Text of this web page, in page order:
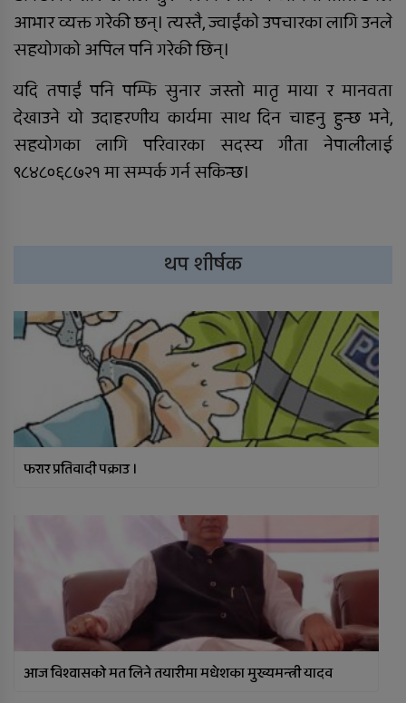
आभार व्यक्त गरेकी छन्। त्यस्तै, ज्वाईंको उपचारका लागि उनले
सहयोगको अपिल पनि गरेकी छिन्।
यदि तपाईं पनि पम्फि सुनार जस्तो मातृ माया र मानवता
देखाउने यो उदाहरणीय कार्यमा साथ दिन चाहनु हुन्छ भने,
सहयोगका लागि परिवारका सदस्य गीता नेपालीलाई
९८४८०६८७२१ मा सम्पर्क गर्न सकिन्छ।
थप शीर्षक
फरार प्रतिवादी पक्राउ ।
आज विश्वासको मत लिने तयारीमा मधेशका मुख्यमन्त्री यादव